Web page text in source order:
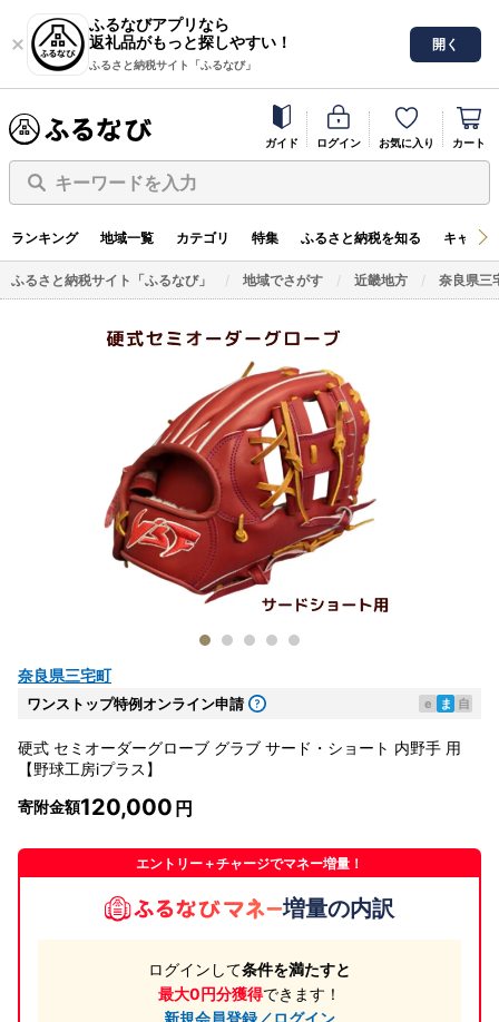
ふるなびアプリなら
返礼品がもっと探しやすい！
ふるさと納税サイト「ふるなび」
開く
ガイド ログイン お気に入り カート
キーワードを入力
ランキング 地域一覧 カテゴリ 特集 ふるさと納税を知る キャン
ふるさと納税サイト「ふるなび」 地域でさがす 近畿地方 奈良県三
奈良県三宅町
ワンストップ特例オンライン申請 e ま 自
硬式 セミオーダーグローブ グラブ サード・ショート 内野手 用
【野球工房iプラス】
寄附金額120,000
エントリー＋チャージでマネー増量！
増量の内訳
ログインして条件を満たすと
最大0円分獲得できます！